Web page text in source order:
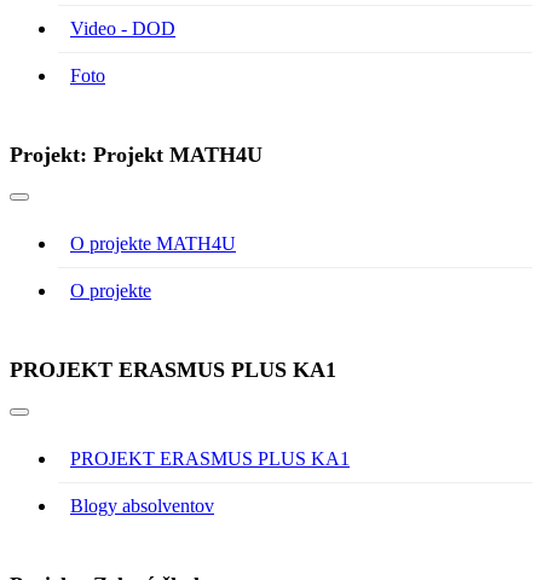
Video - DOD
Foto
Projekt: Projekt MATH4U
O projekte MATH4U
O projekte
PROJEKT ERASMUS PLUS KA1
PROJEKT ERASMUS PLUS KA1
Blogy absolventov